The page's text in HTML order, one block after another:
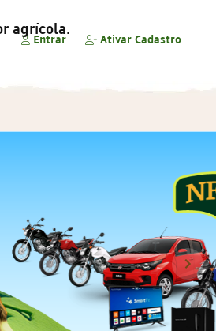
Entrar Ativar Cadastro
agrícola.